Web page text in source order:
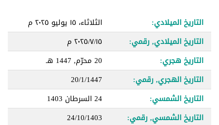
التاريخ الميلادي:
الثلاثاء، ١٥ يوليو ٢٠٢٥ م
التاريخ الميلادي, رقمي:
١٥‏/٧‏/٢٠٢٥ م
التاريخ هجري:
20 محرّم, 1447 هـ
التاريخ الهجري, رقمي:
20/1/1447
التاريخ الشمسي:
24 السرطان 1403
التاريخ الشمسي, رقمي:
24/10/1403